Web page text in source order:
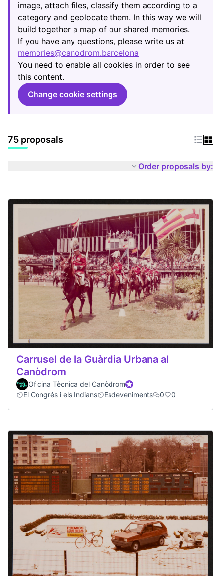
image, attach files, classify them according to a
category and geolocate them. In this way we will
build together a map of our shared memories.
If you have any questions, please write us at
memories@canodrom.barcelona
(Opens in new tab)
You need to enable all cookies in order to see
this content.
Change cookie settings
75 proposals
Order proposals by:
Carrusel de la Guàrdia Urbana al
Canòdrom
Oficina Tècnica del CanòdromOfficial participant
El Congrés i els Indians
Esdeveniments 0 0